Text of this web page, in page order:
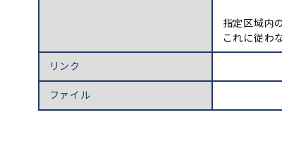
指定区域内
これに従わ
リンク
ファイル